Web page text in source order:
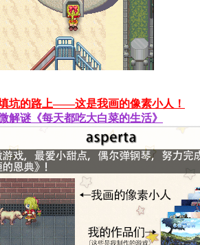
坑的路上——这是我画的像素小人！
解谜《每天都吃大白菜的生活》